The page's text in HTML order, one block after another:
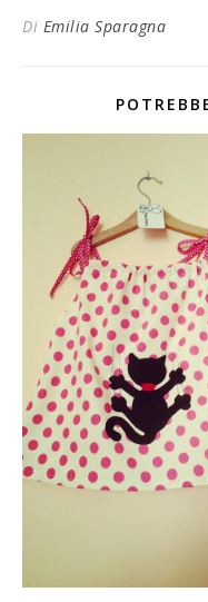
Di Emilia Sparagna